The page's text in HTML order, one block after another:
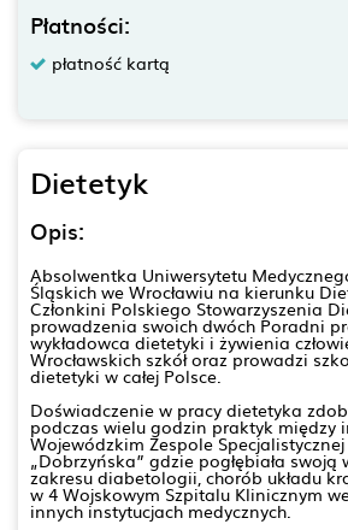
Płatności:
płatność kartą
Dietetyk
Opis:
Absolwentka Uniwersytetu
Śląskich we Wrocławiu na kierunku
Członkini Polskiego Stowarzyszenia
prowadzenia swoich dwóch Poradni
wykładowca dietetyki i żywienia
Wrocławskich szkół oraz prowadzi
dietetyki w całej Polsce.
Doświadczenie w pracy dietetyka
podczas wielu godzin praktyk między
Wojewódzkim Zespole
„Dobrzyńska” gdzie pogłębiała swoją
zakresu diabetologii, chorób układu
w 4 Wojskowym Szpitalu Klinicznym
innych instytucjach medycznych.